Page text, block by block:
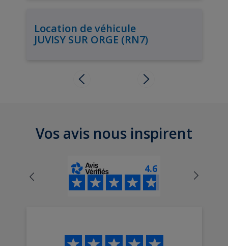
Location de véhicule
JUVISY SUR ORGE (RN7)
Vos avis nous inspirent
4.6